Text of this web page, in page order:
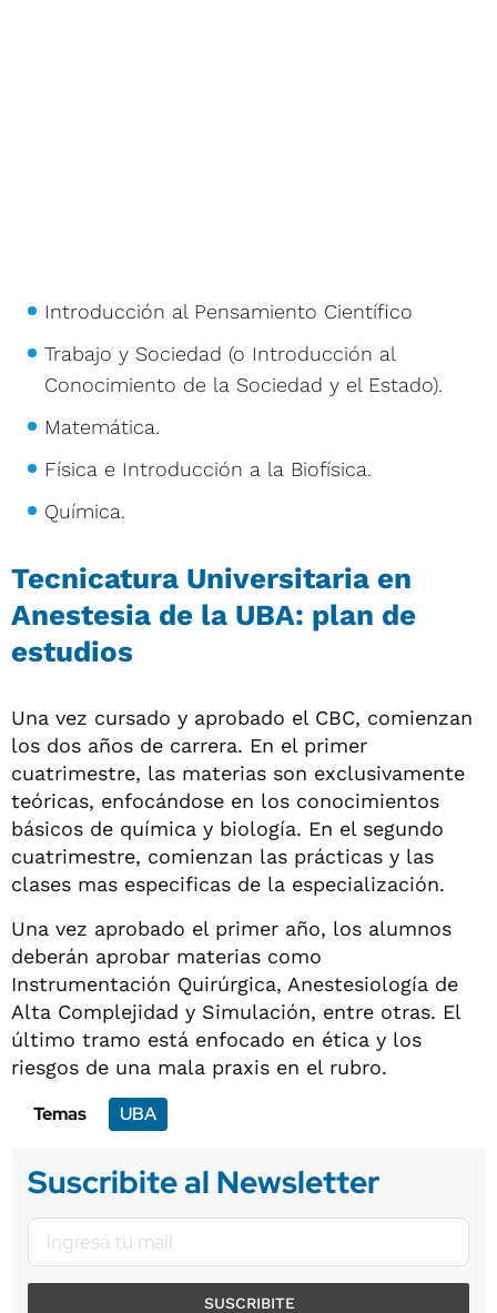
Introducción al Pensamiento Científico
Trabajo y Sociedad (o Introducción al
Conocimiento de la Sociedad y el Estado).
Matemática.
Física e Introducción a la Biofísica.
Química.
Tecnicatura Universitaria en
Anestesia de la UBA: plan de
estudios
Una vez cursado y aprobado el CBC, comienzan
los dos años de carrera. En el primer
cuatrimestre, las materias son exclusivamente
teóricas, enfocándose en los conocimientos
básicos de química y biología. En el segundo
cuatrimestre, comienzan las prácticas y las
clases mas especificas de la especialización.
Una vez aprobado el primer año, los alumnos
deberán aprobar materias como
Instrumentación Quirúrgica, Anestesiología de
Alta Complejidad y Simulación, entre otras. El
último tramo está enfocado en ética y los
riesgos de una mala praxis en el rubro.
Temas
UBA
Suscribite al Newsletter
SUSCRIBITE